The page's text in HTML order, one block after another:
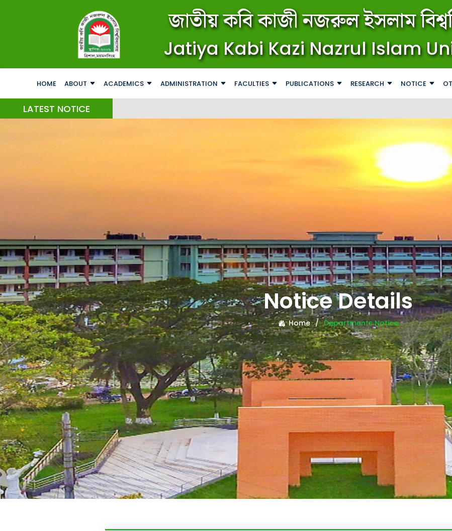
জাতীয় কবি কাজী নজরুল ইসলাম
Jatiya Kabi Kazi Nazrul Islam
HOME ABOUT ACADEMICS ADMINISTRATION FACULTIES PUBLICATIONS RESEARCH NOTICE
LATEST NOTICE
Notice Details
Home Departments Notice